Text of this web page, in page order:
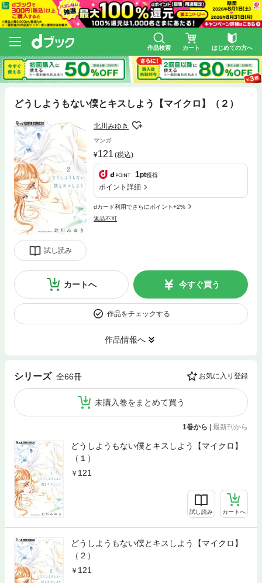
作品検索 カート はじめての方へ
どうしようもない僕とキスしよう【マイクロ】（２）
試し読み
北川みゆき
マンガ
121 (税込)
1pt獲得
ポイント詳細
dカード利用でさらにポイント+2%
返品不可
カートへ 今すぐ買う
作品をチェックする
作品情報へ
シリーズ 全66冊 お気に入り登録
未購入巻をまとめて買う
1巻から 最新刊から
どうしようもない僕とキスしよう【マイクロ】
（１）
121
試し読み カートへ
どうしようもない僕とキスしよう【マイクロ】
（２）
121